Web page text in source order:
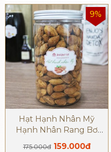
9%
Hạt Hạnh Nhân Mỹ
Hạnh Nhân Rang Bơ
Nguyên Chất 500gr
175.000đ 159.000đ